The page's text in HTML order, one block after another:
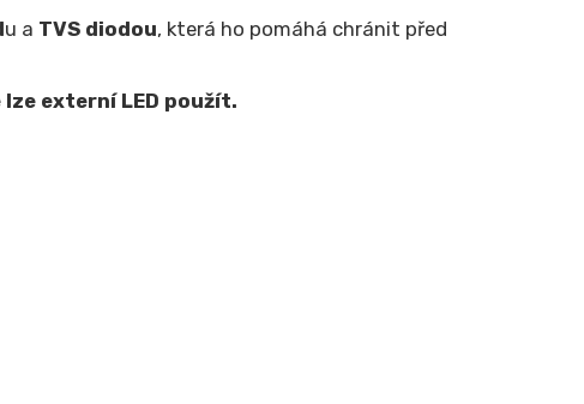
u a TVS diodou, která ho pomáhá chránit před
externí LED použít.